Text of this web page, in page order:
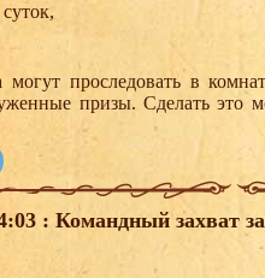
могут проследовать в
призы. Сделать это
: Командный захват